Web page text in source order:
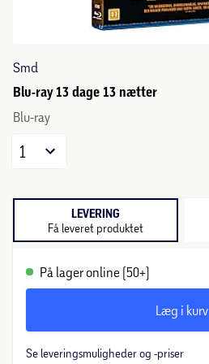
Smd
Blu-ray 13 dage 13 nætter
Blu-ray
1
LEVERING
Få leveret produktet
På lager online (50+)
Læg i kurv
Se leveringsmuligheder og -priser